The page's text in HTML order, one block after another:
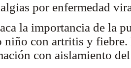
por enfermedad
la importancia de la
niño con artritis y
con aislamiento